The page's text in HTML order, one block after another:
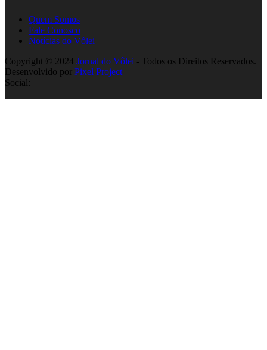
Quem Somos
Fale Conosco
Notícias do Vôlei
Copyright © 2024 Jornal do Vôlei - Todos os Direitos Reservados.
Desenvolvido por Pixel Project
Social: